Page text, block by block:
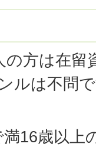
の方は在留
ルは不問
16歳以上